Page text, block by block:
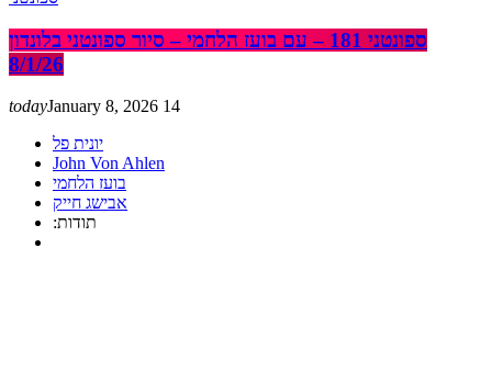
ספונטני 181 – עם בועז הלחמי – סיור ספונטני בלונדון
8/1/26
todayJanuary 8, 2026 14
יונית פל
John Von Ahlen
בועז הלחמי
אבישג חייק
:תודות